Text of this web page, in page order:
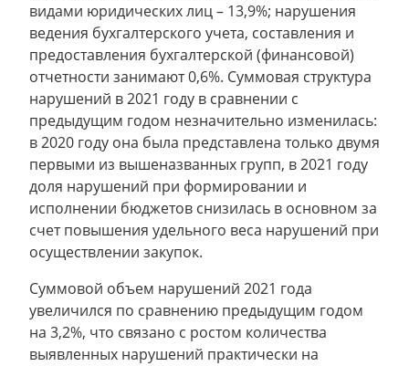
видами юридических лиц – 13,9%; нарушения
ведения бухгалтерского учета, составления и
предоставления бухгалтерской (финансовой)
отчетности занимают 0,6%. Суммовая структура
нарушений в 2021 году в сравнении с
предыдущим годом незначительно изменилась:
в 2020 году она была представлена только двумя
первыми из вышеназванных групп, в 2021 году
доля нарушений при формировании и
исполнении бюджетов снизилась в основном за
счет повышения удельного веса нарушений при
осуществлении закупок.
Суммовой объем нарушений 2021 года
увеличился по сравнению предыдущим годом
на 3,2%, что связано с ростом количества
выявленных нарушений практически на